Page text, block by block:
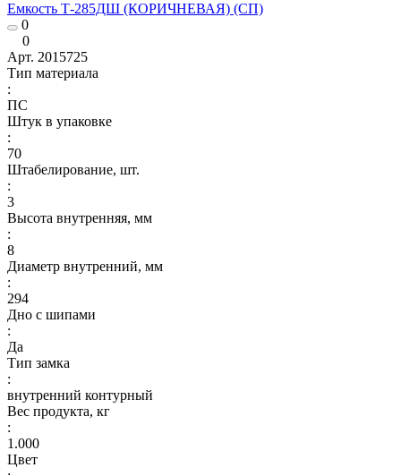
Емкость Т-285ДШ (КОРИЧНЕВАЯ) (СП)
0
0
Арт. 2015725
Тип материала
:
ПС
Штук в упаковке
:
70
Штабелирование, шт.
:
3
Высота внутренняя, мм
:
8
Диаметр внутренний, мм
:
294
Дно с шипами
:
Да
Тип замка
:
внутренний контурный
Вес продукта, кг
:
1.000
Цвет